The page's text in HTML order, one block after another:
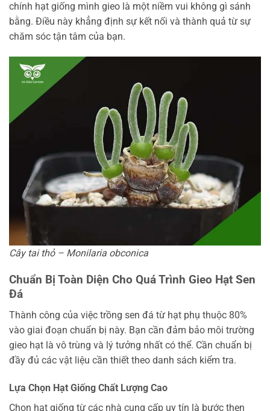
chính hạt giống mình gieo là một niềm vui không gì sánh
bằng. Điều này khẳng định sự kết nối và thành quả từ sự
chăm sóc tận tâm của bạn.
Cây tai thỏ – Monilaria obconica
Chuẩn Bị Toàn Diện Cho Quá Trình Gieo Hạt Sen
Đá
Thành công của việc trồng sen đá từ hạt phụ thuộc 80%
vào giai đoạn chuẩn bị này. Bạn cần đảm bảo môi trường
gieo hạt là vô trùng và lý tưởng nhất có thể. Cần chuẩn bị
đầy đủ các vật liệu cần thiết theo danh sách kiểm tra.
Lựa Chọn Hạt Giống Chất Lượng Cao
Chọn hạt giống từ các nhà cung cấp uy tín là bước then